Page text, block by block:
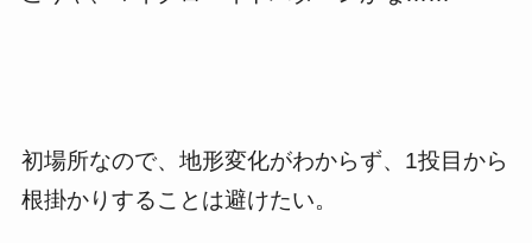
初場所なので、地形変化がわからず、1投目から
根掛かりすることは避けたい。